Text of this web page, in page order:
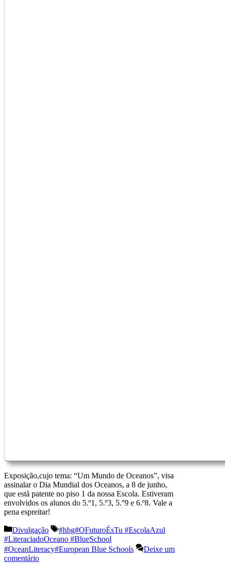
Exposição,cujo tema: “Um Mundo de Oceanos”, visa
assinalar o Dia Mundial dos Oceanos, a 8 de junho,
que estå patente no piso 1 da nossa Escola. Estiveram
envolvidos os alunos do 5.º1, 5.º3, 5.°9 e 6.º8. Vale a
pena espreitar!
Categorias
Divulgação Etiquetas
#hbg#OFuturoÉsTu #EscolaAzul
#LiteraciadoOceano #BlueSchool
#OceanLiteracy#European Blue Schools
Deixe um
comentário